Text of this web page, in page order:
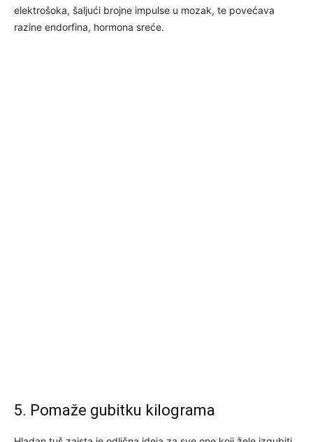
elektrošoka, šaljući brojne impulse u mozak, te povećava
razine endorfina, hormona sreće.
5. Pomaže gubitku kilograma